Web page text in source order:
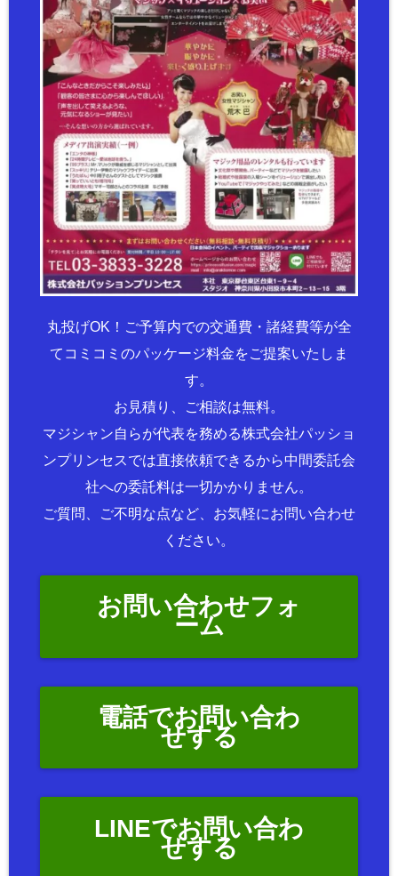
丸投げOK！ご予算内での交通費・諸経費等が全
てコミコミのパッケージ料金をご提案いたしま
す。
お見積り、ご相談は無料。
マジシャン自らが代表を務める株式会社パッショ
ンプリンセスでは直接依頼できるから中間委託会
社への委託料は一切かかりません。
ご質問、ご不明な点など、お気軽にお問い合わせ
ください。
お問い合わせフォ
ーム
電話でお問い合わ
せする
LINEでお問い合わ
せする